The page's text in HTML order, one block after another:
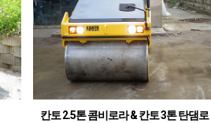
칸토 2.5톤 콤비로라 & 칸토 3톤 탄댐로